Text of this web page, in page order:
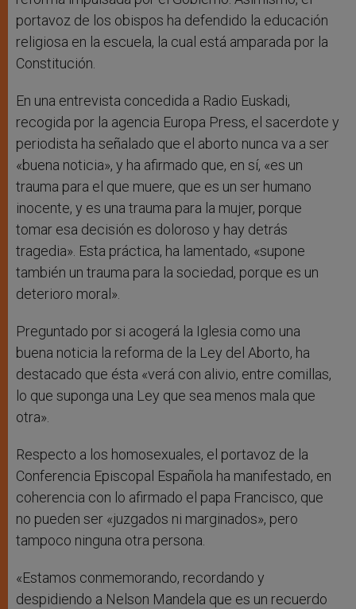
portavoz de los obispos ha defendido la educación
religiosa en la escuela, la cual está amparada por la
Constitución.
En una entrevista concedida a Radio Euskadi,
recogida por la agencia Europa Press, el sacerdote y
periodista ha señalado que el aborto nunca va a ser
«buena noticia», y ha afirmado que, en sí, «es un
trauma para el que muere, que es un ser humano
inocente, y es una trauma para la mujer, porque
tomar esa decisión es doloroso y hay detrás
tragedia». Esta práctica, ha lamentado, «supone
también un trauma para la sociedad, porque es un
deterioro moral».
Preguntado por si acogerá la Iglesia como una
buena noticia la reforma de la Ley del Aborto, ha
destacado que ésta «verá con alivio, entre comillas,
lo que suponga una Ley que sea menos mala que
otra».
Respecto a los homosexuales, el portavoz de la
Conferencia Episcopal Española ha manifestado, en
coherencia con lo afirmado el papa Francisco, que
no pueden ser «juzgados ni marginados», pero
tampoco ninguna otra persona.
«Estamos conmemorando, recordando y
despidiendo a Nelson Mandela que es un recuerdo